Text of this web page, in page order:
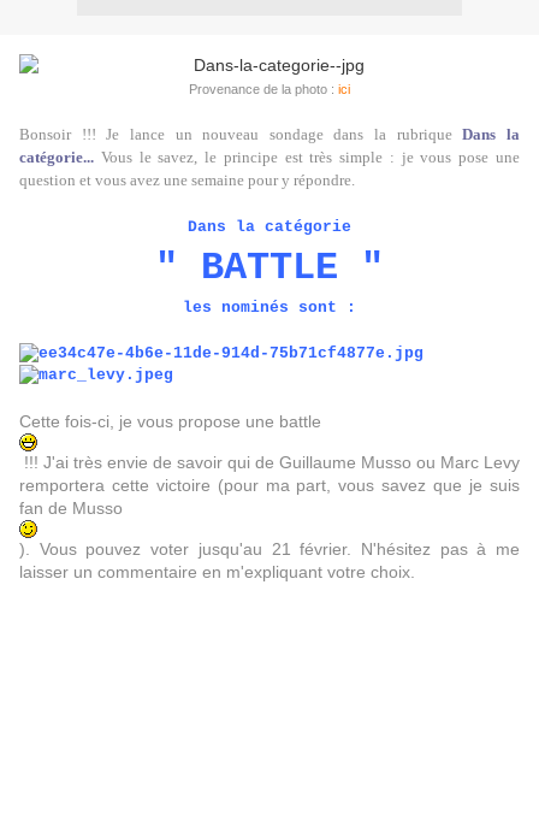
Provenance de la photo : ici
Bonsoir !!! Je lance un nouveau sondage dans la rubriqueDans la
catégorie... Vous le savez, le principe est très simple : je vous pose une
question et vous avez une semaine pour y répondre.
Dans la catégorie
" BATTLE "
les nominés sont :
Cette fois-ci, je vous propose une battle
!!! J'ai très envie de savoir qui de Guillaume Musso ou Marc Levy
remportera cette victoire (pour ma part, vous savez que je suis
fan de Musso
). Vous pouvez voter jusqu'au 21 février. N'hésitez pas à me
laisser un commentaire en m'expliquant votre choix.